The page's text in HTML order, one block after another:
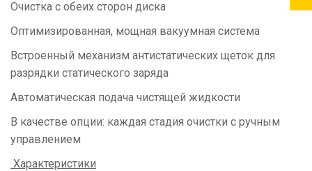
Очистка с обеих сторон диска
Оптимизированная, мощная вакуумная система
Встроенный механизм антистатических щеток для
разрядки статического заряда
Автоматическая подача чистящей жидкости
В качестве опции: каждая стадия очистки с ручным
управлением
Характеристики